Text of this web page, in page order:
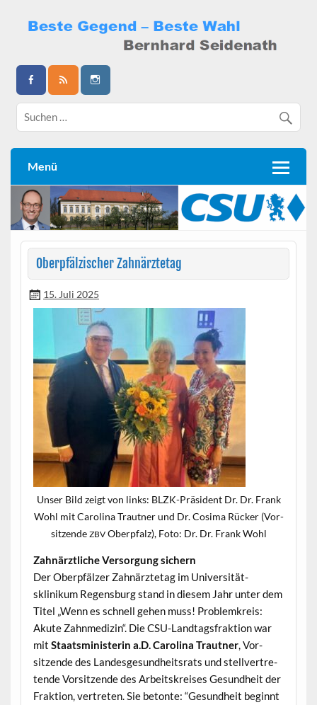
content
Bernhard Seidenath
Menü
Oberpfälzischer Zahnärztetag
15. Juli 2025
Unser Bild zeigt von links: BLZK-Präsi­dent Dr. Dr. Frank
Wohl mit Car­oli­na Traut­ner und Dr. Cosi­ma Rück­er (Vor­
sitzende ZBVOberp­falz), Foto: Dr. Dr. Frank Wohl
Zah­närztliche Ver­sorgung sichern
Der Oberpfälz­er Zah­närztetag im Uni­ver­sität­
sklinikum Regens­burg stand in diesem Jahr unter dem
Titel „Wenn es schnell gehen muss! Prob­lemkreis:
Akute Zah­n­medi­zin“. Die CSU-Land­tags­frak­tion war
mit Staatsmin­is­terin a.D. Car­oli­na Traut­ner, Vor­
sitzende des Lan­des­ge­sund­heit­srats und stel­lvertre­
tende Vor­sitzende des Arbeit­skreis­es Gesund­heit der
Frak­tion, vertreten. Sie betonte: “Gesund­heit begin­nt